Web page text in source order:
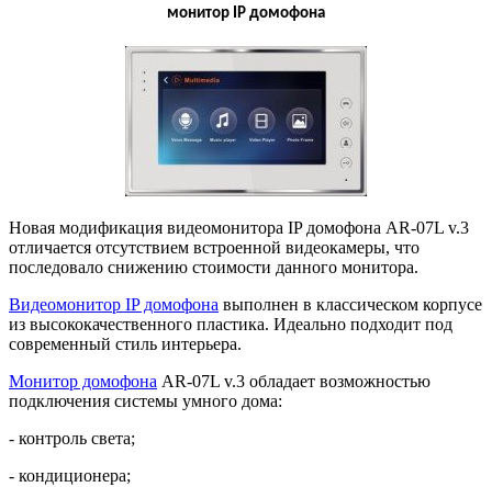
монитор IP домофона
Новая модификация видеомонитора IP домофона AR-07L v.3
отличается отсутствием встроенной видеокамеры, что
последовало снижению стоимости данного монитора.
Видеомонитор IP домофона выполнен в классическом корпусе
из высококачественного пластика. Идеально подходит под
современный стиль интерьера.
Монитор домофона AR-07L v.3 обладает возможностью
подключения системы умного дома:
- контроль света;
- кондиционера;